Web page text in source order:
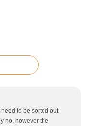
to be sorted out
no, however the